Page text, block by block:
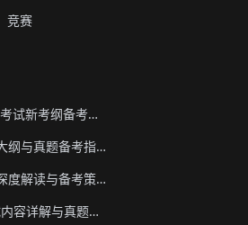
竞赛
2025 年AP物理C力学考试新考纲备考要点与真题下载
2025年AP物理1考试大纲与真题备考指南
2025年AP物理2考纲深度解读与备考策略
2025年AP统计学考试内容详解与真题教材下载